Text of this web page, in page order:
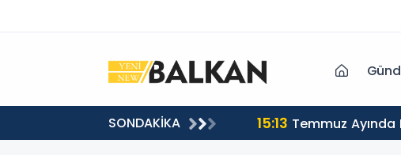
SONDAKİKA 15:13 Temmuz Ayında